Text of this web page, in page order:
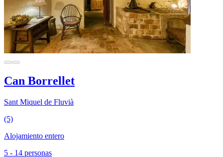
Can Borrellet
Sant Miquel de Fluvià
(5)
Alojamiento entero
5 - 14 personas